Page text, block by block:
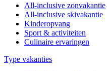
All-inclusive zonvakantie
All-inclusive skivakantie
Kinderopvang
Sport & activiteiten
Culinaire ervaringen
Type vakanties